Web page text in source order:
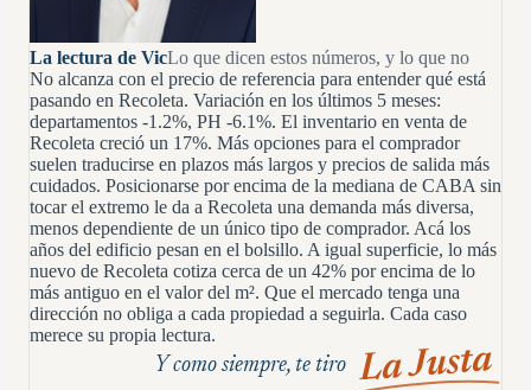
La lectura de VicLo que dicen estos números, y lo que no
No alcanza con el precio de referencia para entender qué está
pasando en Recoleta. Variación en los últimos 5 meses:
departamentos -1.2%, PH -6.1%. El inventario en venta de
Recoleta creció un 17%. Más opciones para el comprador
suelen traducirse en plazos más largos y precios de salida más
cuidados. Posicionarse por encima de la mediana de CABA sin
tocar el extremo le da a Recoleta una demanda más diversa,
menos dependiente de un único tipo de comprador. Acá los
años del edificio pesan en el bolsillo. A igual superficie, lo más
nuevo de Recoleta cotiza cerca de un 42% por encima de lo
más antiguo en el valor del m². Que el mercado tenga una
dirección no obliga a cada propiedad a seguirla. Cada caso
merece su propia lectura.
Y como siempre, te tiro La Justa